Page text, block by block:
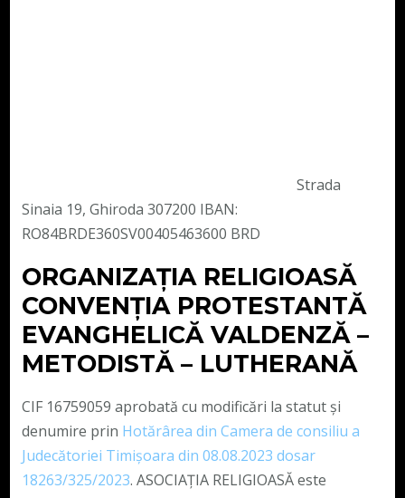
Strada
Sinaia 19, Ghiroda 307200 IBAN:
RO84BRDE360SV00405463600 BRD
ORGANIZAȚIA RELIGIOASĂ
CONVENŢIA PROTESTANTĂ
EVANGHELICĂ VALDENZĂ –
METODISTĂ – LUTHERANĂ
CIF 16759059 aprobată cu modificări la statut și
denumire prin Hotărârea din Camera de consiliu a
Judecătoriei Timișoara din 08.08.2023 dosar
18263/325/2023. ASOCIAȚIA RELIGIOASĂ este